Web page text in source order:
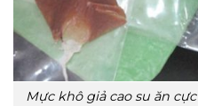
Mực khô giả cao su ăn